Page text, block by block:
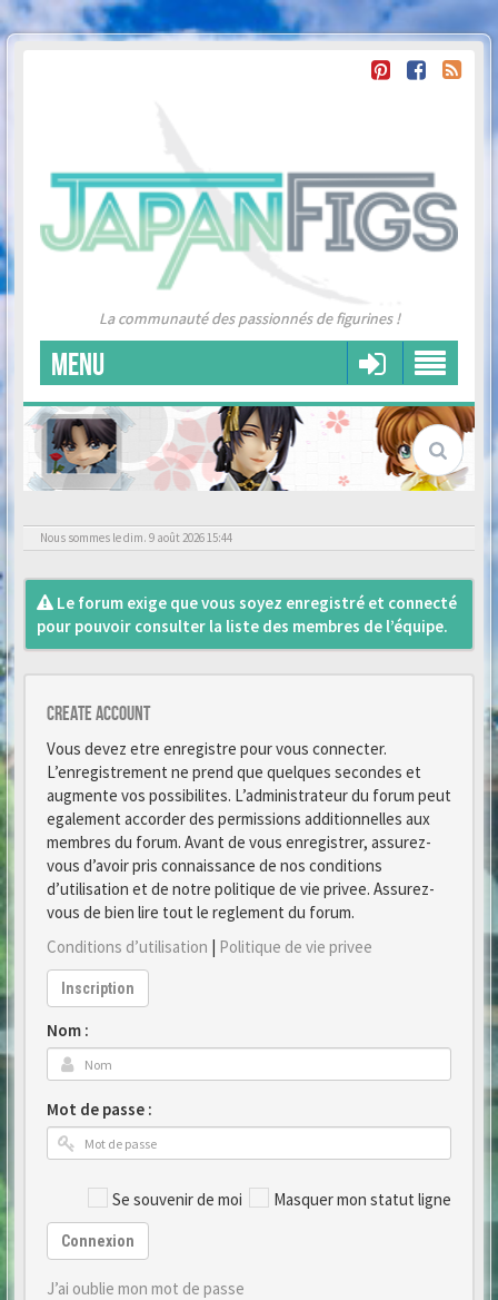
La communauté des passionnés de figurines !
MENU
Nous sommes le dim. 9 août 2026 15:44
Le forum exige que vous soyez enregistré et connecté
pour pouvoir consulter la liste des membres de l’équipe.
Create account
Vous devez etre enregistre pour vous connecter.
L’enregistrement ne prend que quelques secondes et
augmente vos possibilites. L’administrateur du forum peut
egalement accorder des permissions additionnelles aux
membres du forum. Avant de vous enregistrer, assurez-
vous d’avoir pris connaissance de nos conditions
d’utilisation et de notre politique de vie privee. Assurez-
vous de bien lire tout le reglement du forum.
Conditions d’utilisation | Politique de vie privee
Inscription
Nom :
Mot de passe :
Se souvenir de moi Masquer mon statut ligne
Connexion
J’ai oublie mon mot de passe